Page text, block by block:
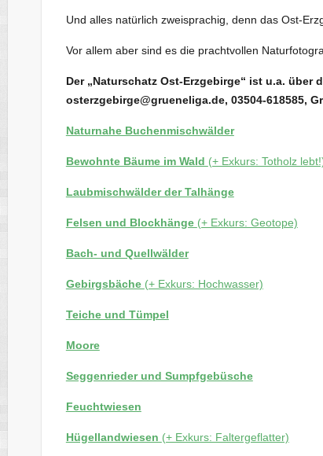
Und alles natürlich zweisprachig, denn das Ost-
Vor allem aber sind es die prachtvollen
Der „Naturschatz Ost-Erzgebirge“ ist u.a. über
osterzgebirge@grueneliga.de, 03504-618585,
Naturnahe Buchenmischwälder
Bewohnte Bäume im Wald (+ Exkurs: Totholz
Laubmischwälder der Talhänge
Felsen und Blockhänge (+ Exkurs: Geotope)
Bach- und Quellwälder
Gebirgsbäche (+ Exkurs: Hochwasser)
Teiche und Tümpel
Moore
Seggenrieder und Sumpfgebüsche
Feuchtwiesen
Hügellandwiesen (+ Exkurs: Faltergeflatter)